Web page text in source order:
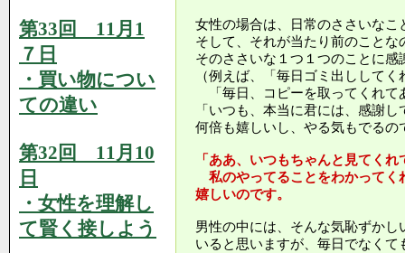
第33回 11月1
７日
・買い物につい
ての違い
第32回 11月10
日
・女性を理解し
て賢く接しよう
女性の場合は、日常のささいなこ
そして、それが当たり前のことな
そのささいな１つ１つのことに感
（例えば、「毎日ゴミ出ししてく
「毎日、コピーを取ってくれて
「いつも、本当に君には、感謝し
何倍も嬉しいし、やる気もでるの
「ああ、いつもちゃんと見てくれ
私のやってることをわかってく
嬉しいのです。
男性の中には、そんな気恥ずかし
いると思いますが、毎日でなくて